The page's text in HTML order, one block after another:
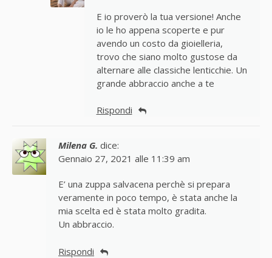
E io proverò la tua versione! Anche
io le ho appena scoperte e pur
avendo un costo da gioielleria,
trovo che siano molto gustose da
alternare alle classiche lenticchie. Un
grande abbraccio anche a te
Rispondi
Milena G. dice:
Gennaio 27, 2021 alle 11:39 am
E’ una zuppa salvacena perchè si prepara
veramente in poco tempo, è stata anche la
mia scelta ed è stata molto gradita.
Un abbraccio.
Rispondi